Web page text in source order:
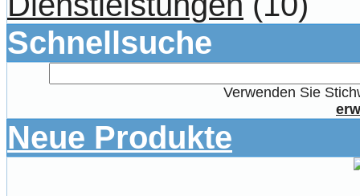
Schnellsuche
Verwenden Sie
Neue Produkte